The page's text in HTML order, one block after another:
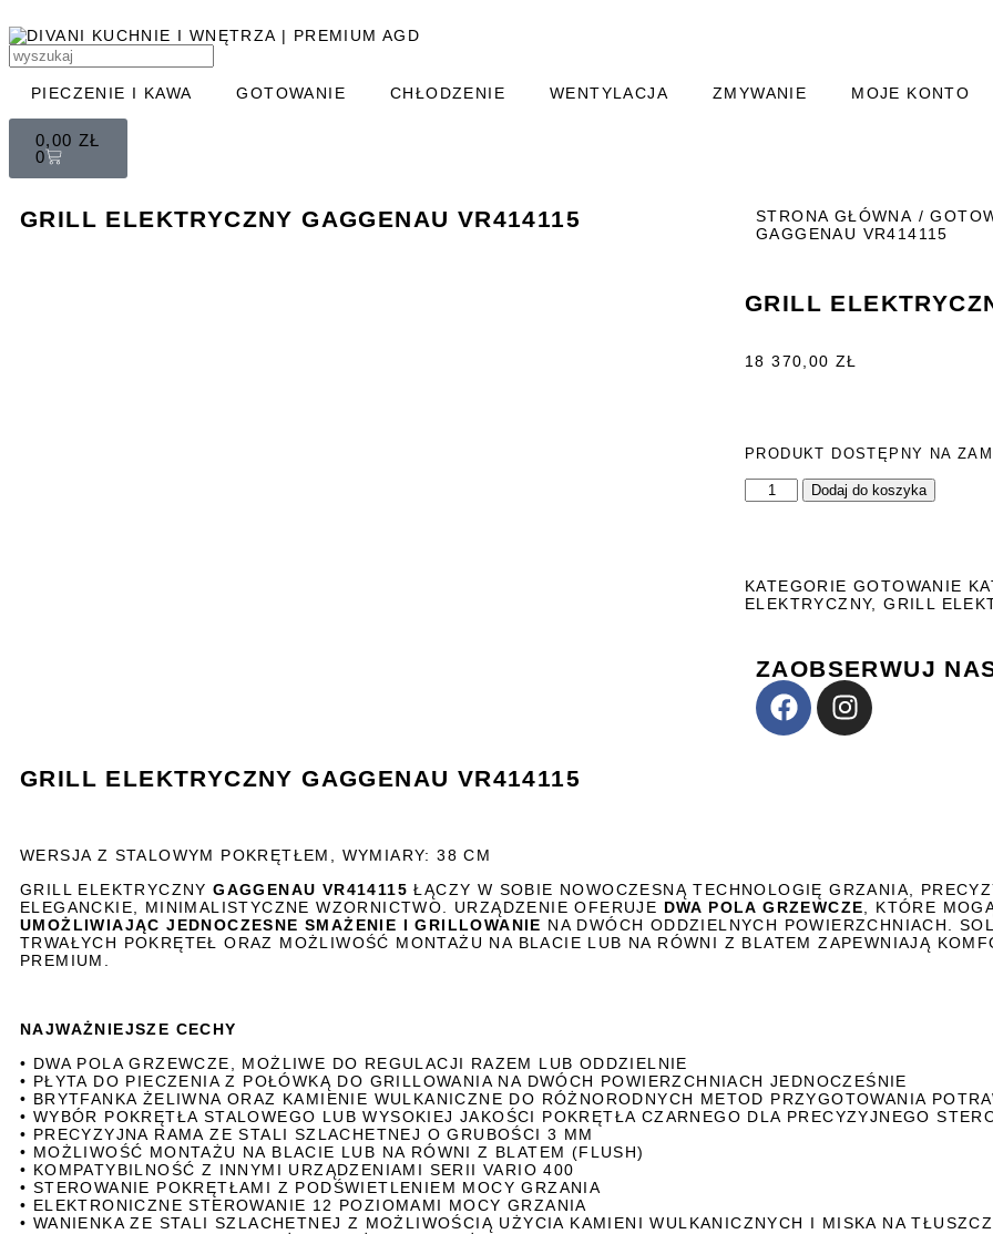
PIECZENIE I KAWA GOTOWANIE CHŁODZENIE WENTYLACJA ZMYWANIE MOJE KONTO
0,00 ZŁ
0
GRILL ELEKTRYCZNY GAGGENAU VR414115 STRONA GŁÓWNA /
GAGGENAU VR414115
GRILL
18 370,00ZŁ
PRODUKT DOSTĘPNY NA
Dodaj do koszyka
KATEGORIE GOTOWANIE
ELEKTRYCZNY,GRILL
ZAOBSERWUJ
GRILL ELEKTRYCZNY GAGGENAU VR414115
WERSJA Z STALOWYM POKRĘTŁEM, WYMIARY: 38 CM
GRILL ELEKTRYCZNY GAGGENAU VR414115 ŁĄCZY W SOBIE NOWOCZESNĄ TECHNOLOGIĘ GRZANIA,
ELEGANCKIE, MINIMALISTYCZNE WZORNICTWO. URZĄDZENIE OFERUJE DWA POLA GRZEWCZE , KTÓRE
UMOŻLIWIAJĄC JEDNOCZESNE SMAŻENIE I GRILLOWANIE NA DWÓCH ODDZIELNYCH POWIERZCHNIACH.
TRWAŁYCH POKRĘTEŁ ORAZ MOŻLIWOŚĆ MONTAŻU NA BLACIE LUB NA RÓWNI Z BLATEM ZAPEWNIAJĄ
PREMIUM.
NAJWAŻNIEJSZE CECHY
• DWA POLA GRZEWCZE, MOŻLIWE DO REGULACJI RAZEM LUB ODDZIELNIE
• PŁYTA DO PIECZENIA Z POŁÓWKĄ DO GRILLOWANIA NA DWÓCH POWIERZCHNIACH JEDNOCZEŚNIE
• BRYTFANKA ŻELIWNA ORAZ KAMIENIE WULKANICZNE DO RÓŻNORODNYCH METOD PRZYGOTOWANIA
• WYBÓR POKRĘTŁA STALOWEGO LUB WYSOKIEJ JAKOŚCI POKRĘTŁA CZARNEGO DLA PRECYZYJNEGO
• PRECYZYJNA RAMA ZE STALI SZLACHETNEJ O GRUBOŚCI 3 MM
• MOŻLIWOŚĆ MONTAŻU NA BLACIE LUB NA RÓWNI Z BLATEM (FLUSH)
• KOMPATYBILNOŚĆ Z INNYMI URZĄDZENIAMI SERII VARIO 400
• STEROWANIE POKRĘTŁAMI Z PODŚWIETLENIEM MOCY GRZANIA
• ELEKTRONICZNE STEROWANIE 12 POZIOMAMI MOCY GRZANIA
• WANIENKA ZE STALI SZLACHETNEJ Z MOŻLIWOŚCIĄ UŻYCIA KAMIENI WULKANICZNYCH I MISKA NA TŁUSZCZ